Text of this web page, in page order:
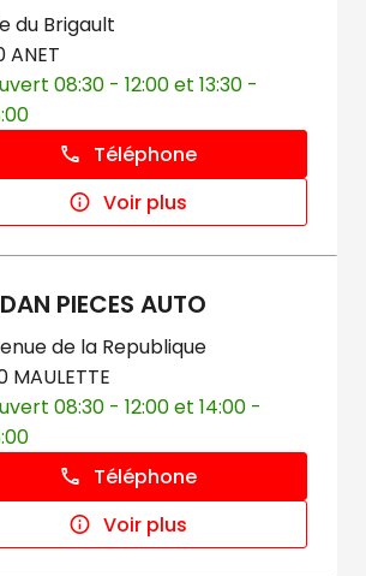
du Brigault
ANET
08:30 - 12:00 et 13:30 -
Téléphone
Voir plus
PIECES AUTO
de la Republique
MAULETTE
08:30 - 12:00 et 14:00 -
Téléphone
Voir plus